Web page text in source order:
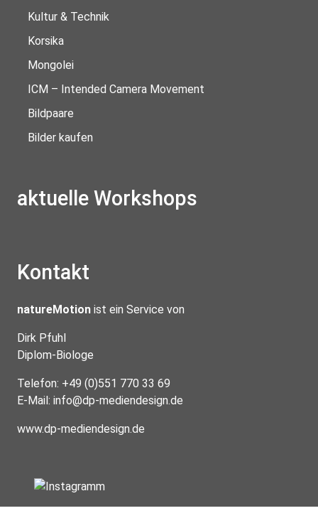
Kultur & Technik
Korsika
Mongolei
ICM – Intended Camera Movement
Bildpaare
Bilder kaufen
aktuelle Workshops
Kontakt
natureMotion ist ein Service von
Dirk Pfuhl
Diplom-Biologe
Telefon: +49 (0)551 770 33 69
E-Mail: info@dp-mediendesign.de
www.dp-mediendesign.de